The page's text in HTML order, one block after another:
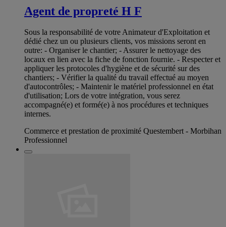
Agent de propreté H F
Sous la responsabilité de votre Animateur d'Exploitation et
dédié chez un ou plusieurs clients, vos missions seront en
outre: - Organiser le chantier; - Assurer le nettoyage des
locaux en lien avec la fiche de fonction fournie. - Respecter et
appliquer les protocoles d'hygiène et de sécurité sur des
chantiers; - Vérifier la qualité du travail effectué au moyen
d'autocontrôles; - Maintenir le matériel professionnel en état
d'utilisation; Lors de votre intégration, vous serez
accompagné(e) et formé(e) à nos procédures et techniques
internes.
Commerce et prestation de proximité Questembert - Morbihan
Professionnel